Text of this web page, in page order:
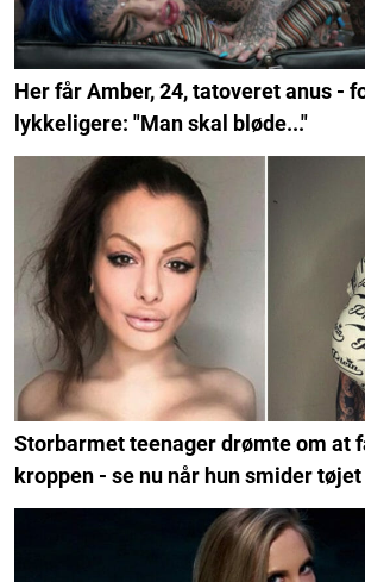
Her får Amber, 24, tatoveret anus -
lykkeligere: "Man skal bløde..."
Storbarmet teenager drømte om at
kroppen - se nu når hun smider